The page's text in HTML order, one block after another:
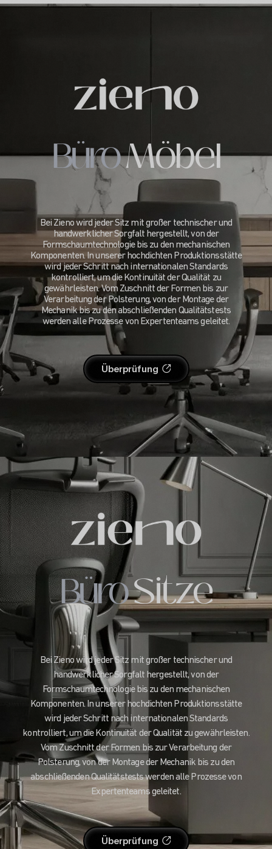
BüroMöbel
Bei Zieno wird jeder Sitz mit großer technischer und
handwerklicher Sorgfalt hergestellt, von der
Formschaumtechnologie bis zu den mechanischen
Komponenten. In unserer hochdichten Produktionsstätte
wird jeder Schritt nach internationalen Standards
kontrolliert, um die Kontinuität der Qualität zu
gewährleisten. Vom Zuschnitt der Formen bis zur
Verarbeitung der Polsterung, von der Montage der
Mechanik bis zu den abschließenden Qualitätstests
werden alle Prozesse von Expertenteams geleitet.
Überprüfung
BüroSitze
Bei Zieno wird jeder Sitz mit großer technischer und
handwerklicher Sorgfalt hergestellt, von der
Formschaumtechnologie bis zu den mechanischen
Komponenten. In unserer hochdichten Produktionsstätte
wird jeder Schritt nach internationalen Standards
kontrolliert, um die Kontinuität der Qualität zu gewährleisten.
Vom Zuschnitt der Formen bis zur Verarbeitung der
Polsterung, von der Montage der Mechanik bis zu den
abschließenden Qualitätstests werden alle Prozesse von
Expertenteams geleitet.
Überprüfung